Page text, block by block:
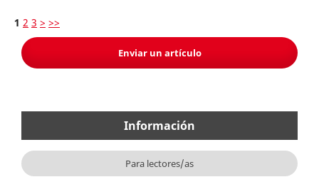
1 2 3 > >>
Enviar un artículo
Información
Para lectores/as